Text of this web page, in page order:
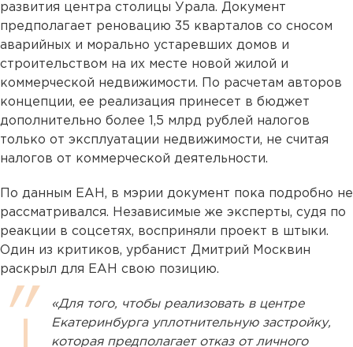
развития центра столицы Урала. Документ
предполагает реновацию 35 кварталов со сносом
аварийных и морально устаревших домов и
строительством на их месте новой жилой и
коммерческой недвижимости. По расчетам авторов
концепции, ее реализация принесет в бюджет
дополнительно более 1,5 млрд рублей налогов
только от эксплуатации недвижимости, не считая
налогов от коммерческой деятельности.
По данным ЕАН, в мэрии документ пока подробно не
рассматривалcя. Независимые же эксперты, судя по
реакции в соцсетях, восприняли проект в штыки.
Один из критиков, урбанист Дмитрий Москвин
раскрыл для ЕАН свою позицию.
«Для того, чтобы реализовать в центре
Екатеринбурга уплотнительную застройку,
которая предполагает отказ от личного